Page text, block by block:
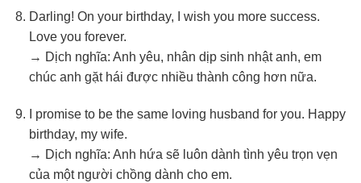
Darling! On your birthday, I wish you more success.
Love you forever.
→ Dịch nghĩa: Anh yêu, nhân dịp sinh nhật anh, em
chúc anh gặt hái được nhiều thành công hơn nữa.
I promise to be the same loving husband for you. Happy
birthday, my wife.
→ Dịch nghĩa: Anh hứa sẽ luôn dành tình yêu trọn vẹn
của một người chồng dành cho em.